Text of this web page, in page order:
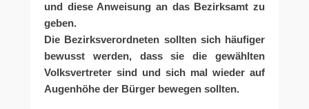
und diese Anweisung an das Bezirksamt zu
geben.
Die Bezirksverordneten sollten sich häufiger
bewusst werden, dass sie die gewählten
Volksvertreter sind und sich mal wieder auf
Augenhöhe der Bürger bewegen sollten.